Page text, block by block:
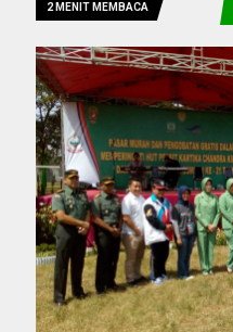
2 MENIT MEMBACA